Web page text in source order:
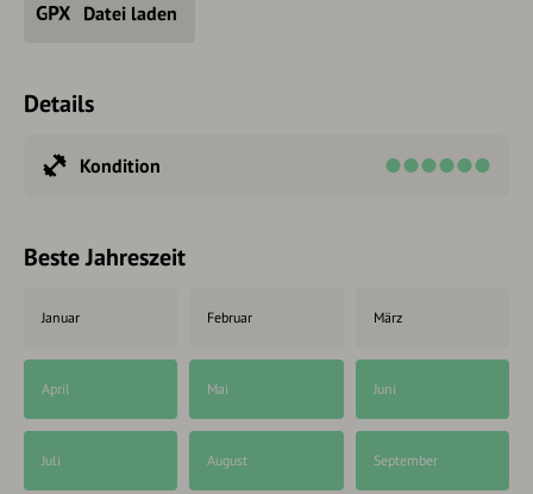
Datei laden
Details
Kondition
Beste Jahreszeit
Januar Februar März
April Mai Juni
Juli August September